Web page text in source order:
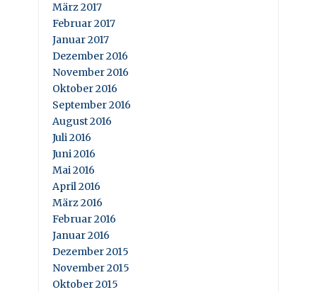
März 2017
Februar 2017
Januar 2017
Dezember 2016
November 2016
Oktober 2016
September 2016
August 2016
Juli 2016
Juni 2016
Mai 2016
April 2016
März 2016
Februar 2016
Januar 2016
Dezember 2015
November 2015
Oktober 2015